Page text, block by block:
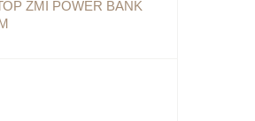
ZMI POWER BANK